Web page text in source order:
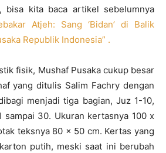
bisa kita baca artikel sebelumnya
Atjeh: Sang ‘Bidan’ di Balik
Republik Indonesia” .
fisik, Mushaf Pusaka cukup besar
yang ditulis Salim Fachry dengan
menjadi tiga bagian, Juz 1-10,
sampai 30. Ukuran kertasnya 100 x
teksnya 80 x 50 cm. Kertas yang
putih, meski saat ini berubah